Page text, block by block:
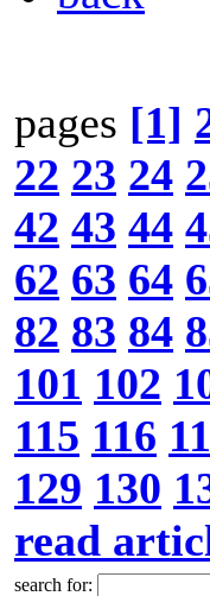
pages [1]
22 23 24
42 43 44
62 63 64
82 83 84
101 102
115 116
129 130
read
search for: